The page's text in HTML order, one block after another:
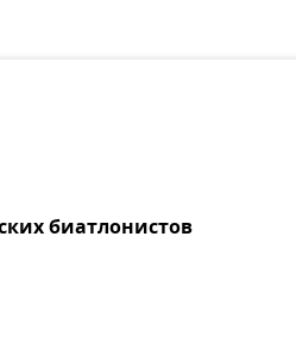
биатлонистов